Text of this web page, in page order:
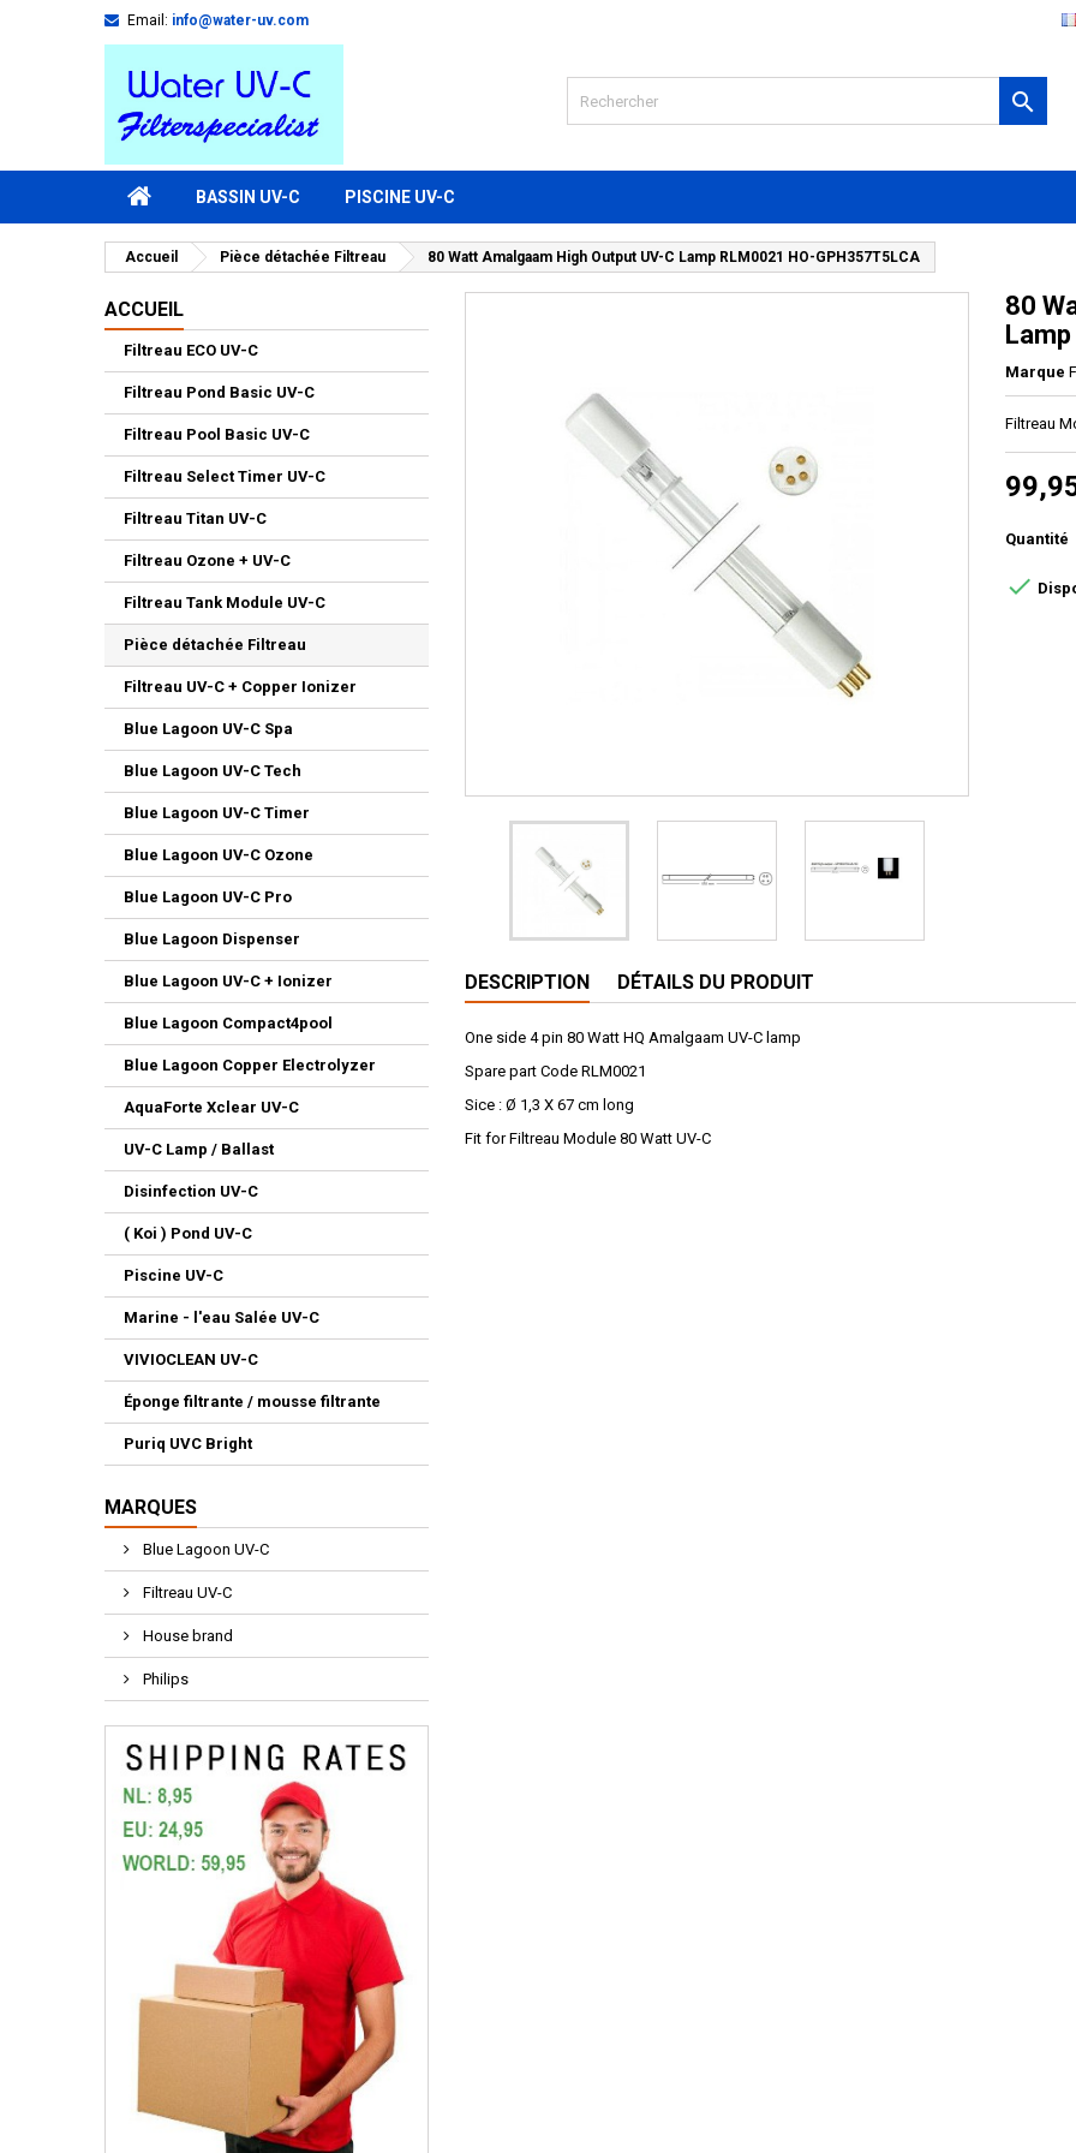
Email: info@water-uv.com

BASSIN UV-C PISCINE UV-C
Accueil Pièce détachée Filtreau 80 Watt Amalgaam High Output UV-C Lamp RLM0021 HO-GPH357T5LCA
ACCUEIL
Filtreau ECO UV-C
Filtreau Pond Basic UV-C
Filtreau Pool Basic UV-C
Filtreau Select Timer UV-C
Filtreau Titan UV-C
Filtreau Ozone + UV-C
Filtreau Tank Module UV-C
Pièce détachée Filtreau
Filtreau UV-C + Copper Ionizer
Blue Lagoon UV-C Spa
Blue Lagoon UV-C Tech
Blue Lagoon UV-C Timer
Blue Lagoon UV-C Ozone
Blue Lagoon UV-C Pro
Blue Lagoon Dispenser
Blue Lagoon UV-C + Ionizer
Blue Lagoon Compact4pool
Blue Lagoon Copper Electrolyzer
AquaForte Xclear UV-C
UV-C Lamp / Ballast
Disinfection UV-C
( Koi ) Pond UV-C
Piscine UV-C
Marine - l'eau Salée UV-C
VIVIOCLEAN UV-C
Éponge filtrante / mousse filtrante
Puriq UVC Bright
MARQUES
Blue Lagoon UV-C
Filtreau UV-C
House brand
Philips
80
Marque
Filtreau
Quantité

DESCRIPTION DÉTAILS DU PRODUIT
One side 4 pin 80 Watt HQ Amalgaam UV-C lamp
Spare part Code RLM0021
Sice : Ø 1,3 X 67 cm long
Fit for Filtreau Module 80 Watt UV-C